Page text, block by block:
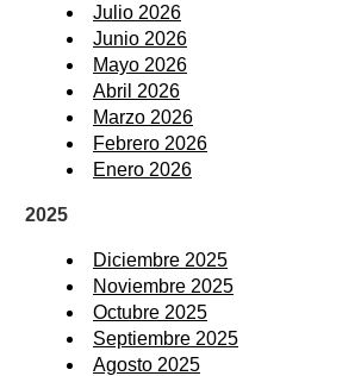
Julio 2026
Junio 2026
Mayo 2026
Abril 2026
Marzo 2026
Febrero 2026
Enero 2026
2025
Diciembre 2025
Noviembre 2025
Octubre 2025
Septiembre 2025
Agosto 2025